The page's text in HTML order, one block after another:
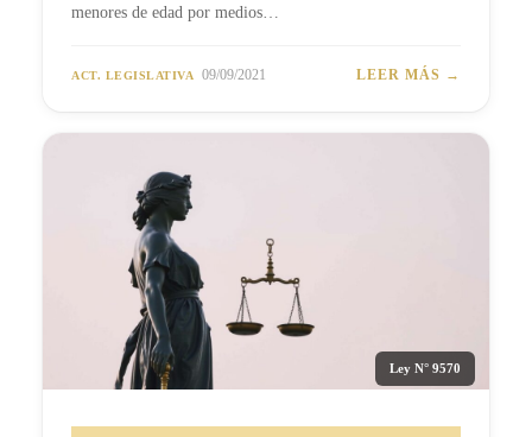
menores de edad por medios…
ACT. LEGISLATIVA 09/09/2021 LEER MÁS →
Ley N° 9570